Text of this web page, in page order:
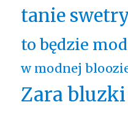
tanie
to będzie
w modnej
Zara